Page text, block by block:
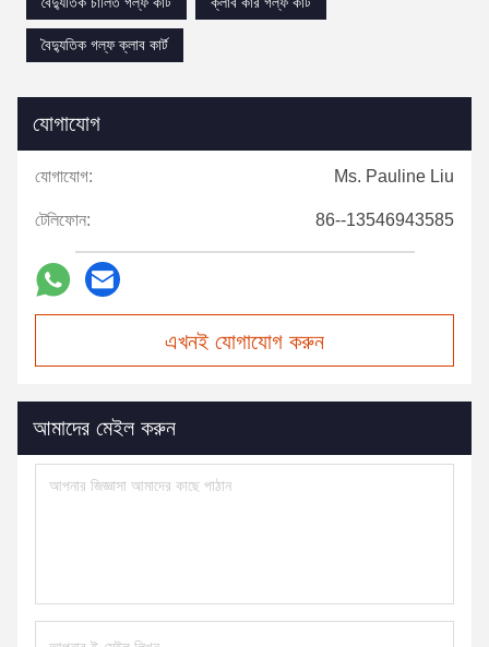
বৈদ্যুতিক গল্ফ ক্লাব কার্ট
যোগাযোগ
যোগাযোগ: Ms. Pauline Liu
টেলিফোন: 86--13546943585
এখনই যোগাযোগ করুন
আমাদের মেইল করুন